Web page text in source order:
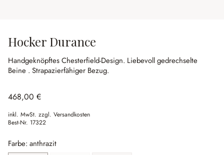
Hocker Durance
Handgeknöpftes Chesterfield-Design. Liebevoll gedrechselte
Beine . Strapazierfähiger Bezug.
468,00 €
inkl. MwSt. zzgl. Versandkosten
Best-Nr. 17322
Farbe: anthrazit